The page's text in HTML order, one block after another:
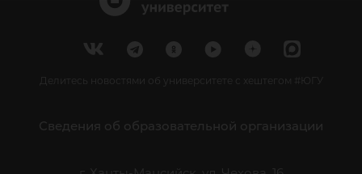
Делитесь новостями об университете с хештегом #ЮГУ
Сведения об образовательной организации